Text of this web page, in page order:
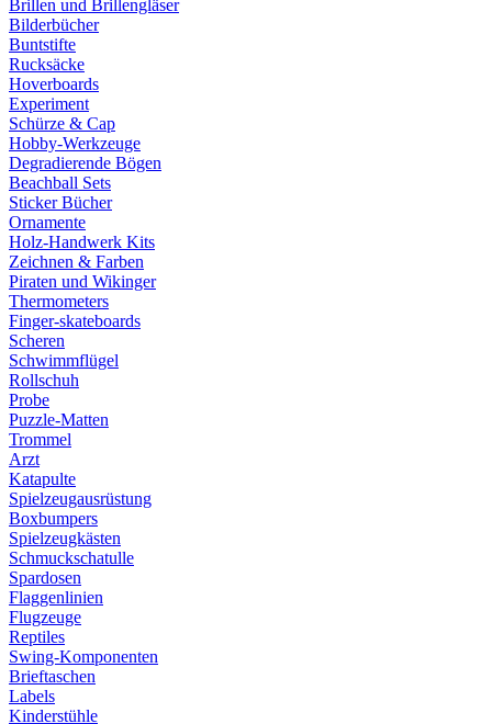
Brillen und Brillengläser
Bilderbücher
Buntstifte
Rucksäcke
Hoverboards
Experiment
Schürze & Cap
Hobby-Werkzeuge
Degradierende Bögen
Beachball Sets
Sticker Bücher
Ornamente
Holz-Handwerk Kits
Zeichnen & Farben
Piraten und Wikinger
Thermometers
Finger-skateboards
Scheren
Schwimmflügel
Rollschuh
Probe
Puzzle-Matten
Trommel
Arzt
Katapulte
Spielzeugausrüstung
Boxbumpers
Spielzeugkästen
Schmuckschatulle
Spardosen
Flaggenlinien
Flugzeuge
Reptiles
Swing-Komponenten
Brieftaschen
Labels
Kinderstühle